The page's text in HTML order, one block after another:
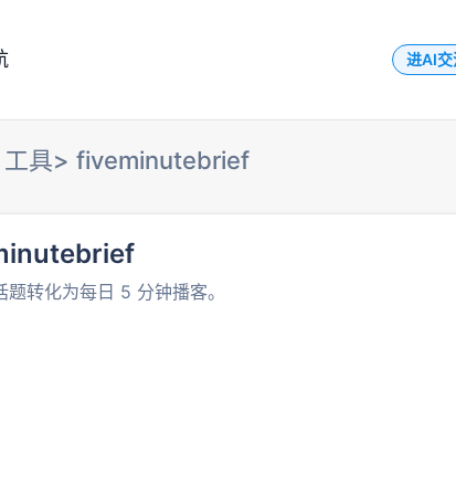
进AI交
具> fiveminutebrief
题转化为每日 5 分钟播客。